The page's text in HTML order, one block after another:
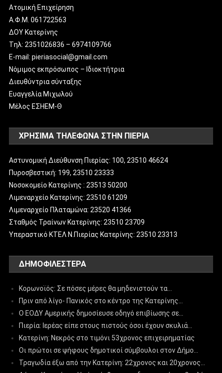
Ατομική Επιχείρηση
Α.Φ.Μ. 061722563
ΔΟΥ Κατερίνης
Tηλ: 2351026836 – 6974109766
E-mail: pieriasocial@gmail.com
Νόμιμος εκπρόσωπος – Ιδιοκτήτρια
Διευθύντρια σύνταξης
Ευαγγελία Μιχωλού
Μέλος ΕΣΗΕΜ-Θ
ΧΡΗΣΙΜΑ ΤΗΛΕΦΩΝΑ ΣΤΗΝ ΠΙΕΡΙΑ
Αστυνομική Διεύθυνση Πιερίας: 100, 23510 46624
Πυροσβεστική: 199, 23510 23333
Νοσοκομείο Κατερίνης : 23513 50200
Λιμεναρχείο Κατερίνης: 23510 61209
Λιμεναρχείο Πλαταμώνα: 23520 41366
Σταθμός Τραίνων Κατερίνης: 23510 23709
Υπεραστικό ΚΤΕΛ Ν.Πιερίας Κατερίνης: 23510 23313
ΔΗΜΟΦΙΛΈΣΤΕΡΑ
Κορωνοϊός: Σε πόσες μέρες θα μηδενιστούν τα…
Πριν από λίγο- Πανικός στο κέντρο της Κατερίνης…
Ο ΕΟΔΥ Αμερικής δημοσίευσε οδηγό επιβίωσης σε…
Πιερία: Ιερέας είπε στους πιστούς όσοι έχουν σκυλιά…
Κατερίνη: Νεκρός στο τιμόνι 53χρονος επιχειρηματίας
Οι πρώτοι σε ψήφους δημοτικοί σύμβουλοι στον Δήμο…
Τραγωδία έξω από την Κατερίνη: 22χρονος και 20χρονος…